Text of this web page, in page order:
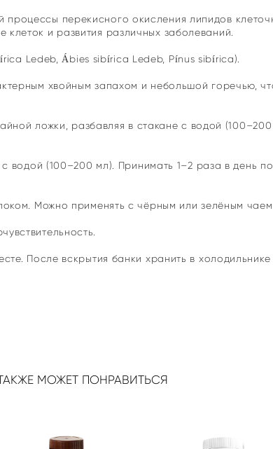
перекисного окисления липидов
и развития различных заболеваний.
Ledeb, Ábies sibírica Ledeb, Pínus sibírica).
хвойным запахом и небольшой горечью,
ложки, разбавляя в стакане с водой
водой (100–200 мл). Принимать 1–2 раза в день
Можно применять с чёрным или зелёным
После вскрытия банки хранить в
МОЖЕТ ПОНРАВИТЬСЯ